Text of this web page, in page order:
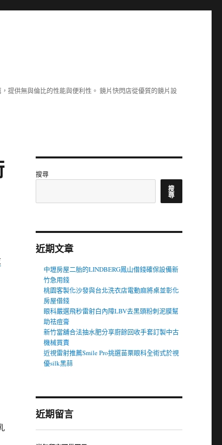
提供無與倫比的性能與便利性。 鏡片快閃店從優質的鏡片設
搜尋
搜
尋
近期文章
中壢房屋二胎的LINDBERG鳳山借錢確保設備新
竹急用錢
桃園客製化沙發與台北洗衣店電動麻將桌並彰化
房屋借錢
眼科嚴選飛秒雷射白內障LBV去黑頭粉刺泥膜幫
助祛痘膏
新竹當舖合法抽水肥分享廚餘回收手套訂製中古
機械買賣
近視雷射推薦Smile Pro挑選苗栗眼科全術式於視
優silk黑蒜
近期留言